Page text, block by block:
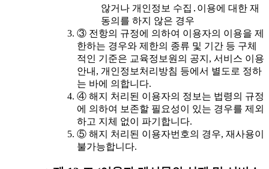
않거나 개인정보 수집․이용에 대한 재
동의를 하지 않은 경우
③ 전항의 규정에 의하여 이용자의 이용을 제
한하는 경우와 제한의 종류 및 기간 등 구체
적인 기준은 교육정보원의 공지, 서비스 이용
안내, 개인정보처리방침 등에서 별도로 정하
는 바에 의합니다.
④ 해지 처리된 이용자의 정보는 법령의 규정
에 의하여 보존할 필요성이 있는 경우를 제외
하고 지체 없이 파기합니다.
⑤ 해지 처리된 이용자번호의 경우, 재사용이
불가능합니다.